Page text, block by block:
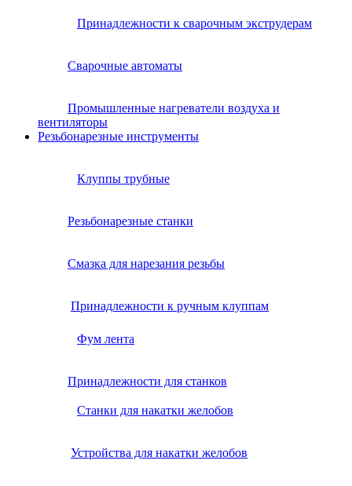
Принадлежности к сварочным экструдерам
Сварочные автоматы
Промышленные нагреватели воздуха и
вентиляторы
Резьбонарезные инструменты
Клуппы трубные
Резьбонарезные станки
Смазка для нарезания резьбы
Принадлежности к ручным клуппам
Фум лента
Принадлежности для станков
Станки для накатки желобов
Устройства для накатки желобов